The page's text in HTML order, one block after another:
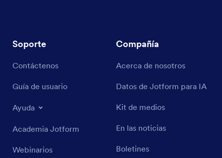
Soporte
Contáctenos
Guía de usuario
Ayuda
Academia Jotform
Webinarios
Compañía
Acerca de nosotros
Datos de Jotform para IA
Kit de medios
En las noticias
Boletines